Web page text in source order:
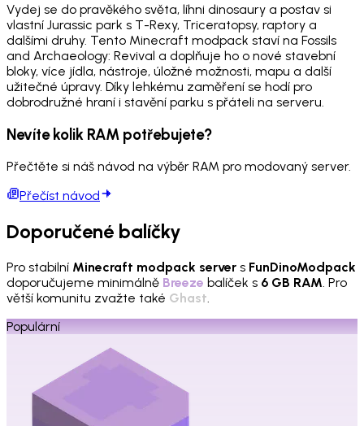
Vydej se do pravěkého světa, líhni dinosaury a postav si
vlastní Jurassic park s T-Rexy, Triceratopsy, raptory a
dalšími druhy. Tento Minecraft modpack staví na Fossils
and Archaeology: Revival a doplňuje ho o nové stavební
bloky, více jídla, nástroje, úložné možnosti, mapu a další
užitečné úpravy. Díky lehkému zaměření se hodí pro
dobrodružné hraní i stavění parku s přáteli na serveru.
Nevíte kolik RAM potřebujete?
Přečtěte si náš návod na výběr RAM pro modovaný server.
Přečíst návod
Doporučené balíčky
Pro stabilní Minecraft modpack server s FunDinoModpack
doporučujeme minimálně Breeze balíček s 6 GB RAM. Pro
větší komunitu zvažte také Ghast.
Populární